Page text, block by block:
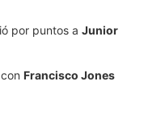
por puntos a Junior
Francisco Jones